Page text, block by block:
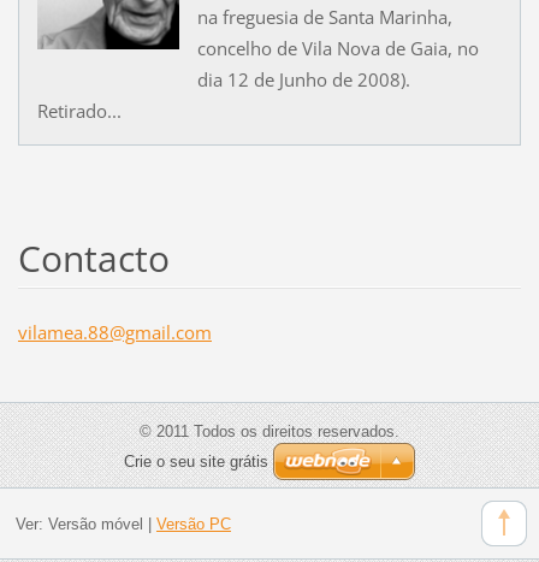
na freguesia de Santa Marinha,
concelho de Vila Nova de Gaia, no
dia 12 de Junho de 2008).
Retirado...
Contacto
vilamea.88@gmail.com
© 2011 Todos os direitos reservados.
Crie o seu site grátis
Ver: Versão móvel Versão PC